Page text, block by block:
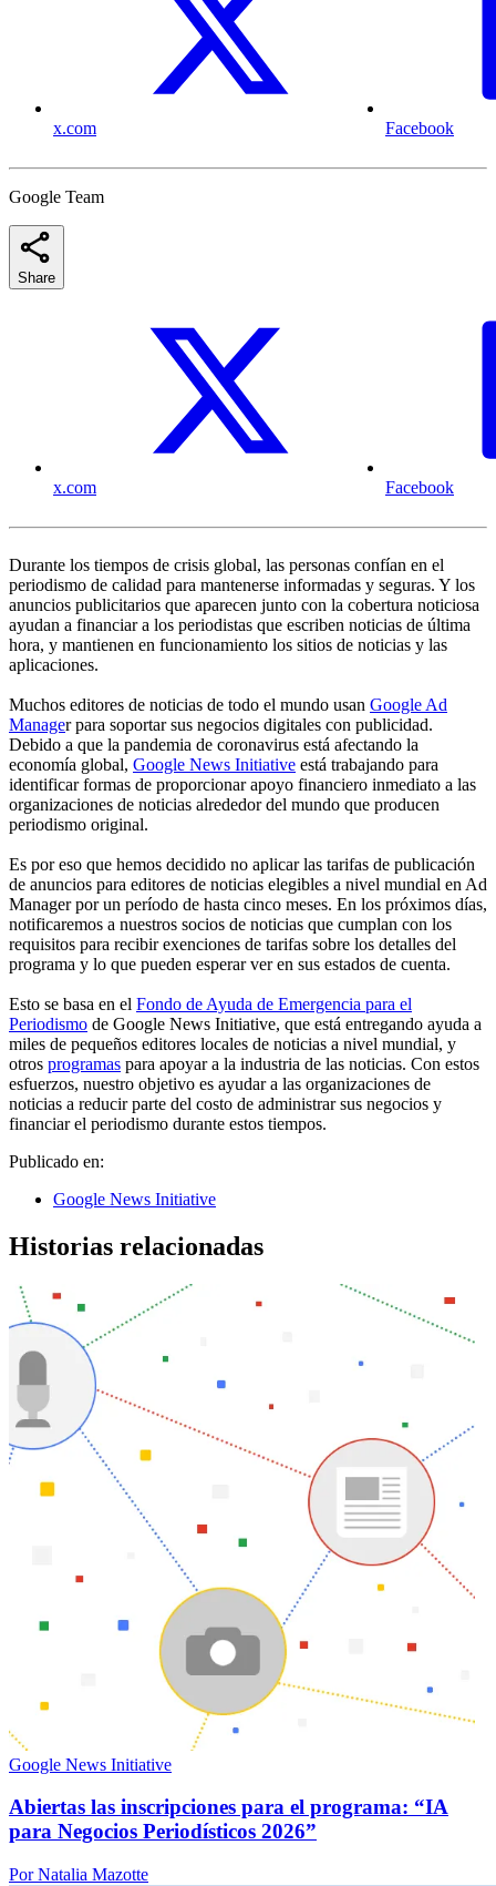
x.com Facebook
Google Team
Share
x.com Facebook
Durante los tiempos de crisis global, las personas confían en el
periodismo de calidad para mantenerse informadas y seguras. Y los
anuncios publicitarios que aparecen junto con la cobertura noticiosa
ayudan a financiar a los periodistas que escriben noticias de última
hora, y mantienen en funcionamiento los sitios de noticias y las
aplicaciones.
Muchos editores de noticias de todo el mundo usan Google Ad
Manager para soportar sus negocios digitales con publicidad.
Debido a que la pandemia de coronavirus está afectando la
economía global, Google News Initiative está trabajando para
identificar formas de proporcionar apoyo financiero inmediato a las
organizaciones de noticias alrededor del mundo que producen
periodismo original.
Es por eso que hemos decidido no aplicar las tarifas de publicación
de anuncios para editores de noticias elegibles a nivel mundial en Ad
Manager por un período de hasta cinco meses. En los próximos días,
notificaremos a nuestros socios de noticias que cumplan con los
requisitos para recibir exenciones de tarifas sobre los detalles del
programa y lo que pueden esperar ver en sus estados de cuenta.
Esto se basa en el Fondo de Ayuda de Emergencia para el
Periodismo de Google News Initiative, que está entregando ayuda a
miles de pequeños editores locales de noticias a nivel mundial, y
otros programas para apoyar a la industria de las noticias. Con estos
esfuerzos, nuestro objetivo es ayudar a las organizaciones de
noticias a reducir parte del costo de administrar sus negocios y
financiar el periodismo durante estos tiempos.
Publicado en:
Google News Initiative
Historias relacionadas
Google News Initiative
Abiertas las inscripciones para el programa: “IA
para Negocios Periodísticos 2026”
Por Natalia Mazotte